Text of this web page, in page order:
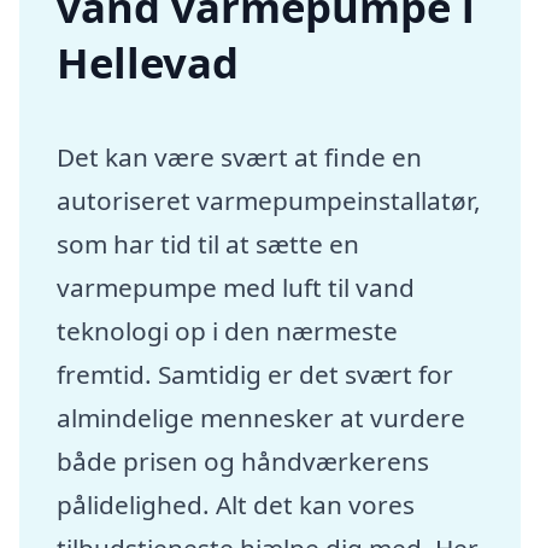
Hellevad
Det kan være svært at finde en
autoriseret varmepumpeinstallatør,
som har tid til at sætte en
varmepumpe med luft til vand
teknologi op i den nærmeste
fremtid. Samtidig er det svært for
almindelige mennesker at vurdere
både prisen og håndværkerens
pålidelighed. Alt det kan vores